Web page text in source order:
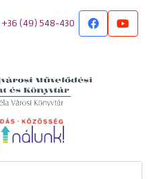
+36 (49) 548-430